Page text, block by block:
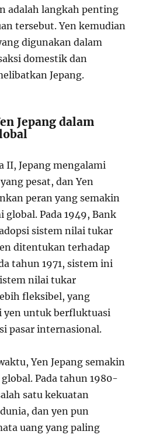
adalah langkah penting
tersebut. Yen kemudian
digunakan dalam
domestik dan
Jepang.
Jepang dalam
II, Jepang mengalami
pesat, dan Yen
peran yang semakin
global. Pada 1949, Bank
sistem nilai tukar
ditentukan terhadap
tahun 1971, sistem ini
nilai tukar
fleksibel, yang
untuk berfluktuasi
pasar internasional.
Yen Jepang semakin
Pada tahun 1980-
satu kekuatan
dan yen pun
uang yang paling